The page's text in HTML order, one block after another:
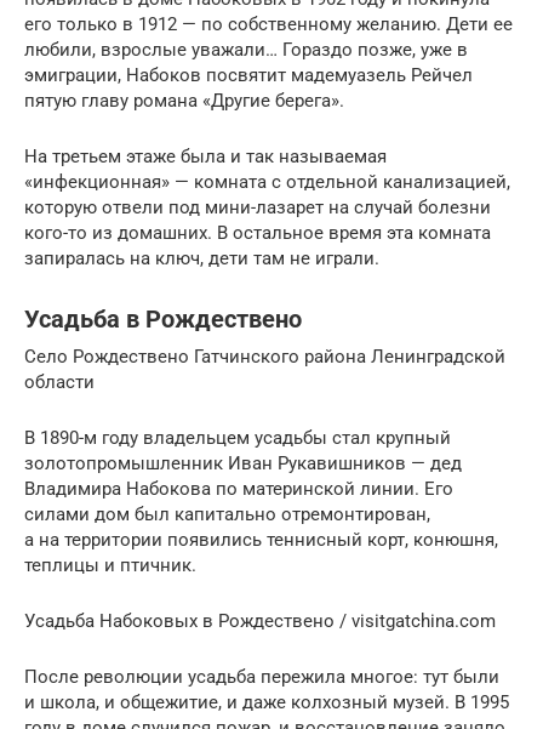
его только в 1912 — по собственному желанию. Дети ее
любили, взрослые уважали… Гораздо позже, уже в
эмиграции, Набоков посвятит мадемуазель Рейчел
пятую главу романа «Другие берега».
На третьем этаже была и так называемая
«инфекционная» — комната с отдельной канализацией,
которую отвели под мини-лазарет на случай болезни
кого-то из домашних. В остальное время эта комната
запиралась на ключ, дети там не играли.
Усадьба в Рождествено
Село Рождествено Гатчинского района Ленинградской
области
В 1890-м году владельцем усадьбы стал крупный
золотопромышленник Иван Рукавишников — дед
Владимира Набокова по материнской линии. Его
силами дом был капитально отремонтирован,
а на территории появились теннисный корт, конюшня,
теплицы и птичник.
Усадьба Набоковых в Рождествено / visitgatchina.com
После революции усадьба пережила многое: тут были
и школа, и общежитие, и даже колхозный музей. В 1995